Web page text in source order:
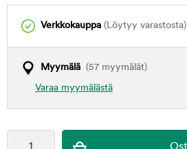
Verkkokauppa (Löytyy varastosta)
Myymälä (57 myymälät)
Varaa myymälästä